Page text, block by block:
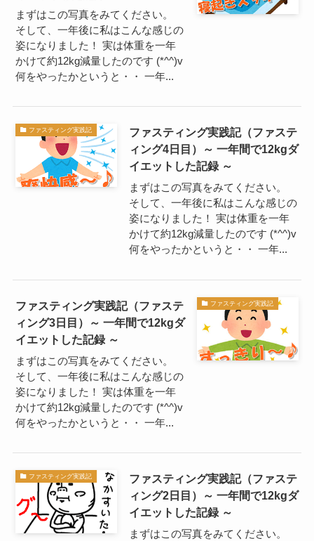
まずはこの写真をみてください。
そして、一年後に私はこんな感じの
姿になりました！ 実は体重を一年
かけて約12kg減量したのです (*^^)v
何をやったかというと・・ 一年...
ファスティング実践記
ファスティング実践記（ファステ
ィング4日目）～ 一年間で12kgダ
イエットした記録 ～
まずはこの写真をみてください。
そして、一年後に私はこんな感じの
姿になりました！ 実は体重を一年
かけて約12kg減量したのです (*^^)v
何をやったかというと・・ 一年...
ファスティング実践記
ファスティング実践記（ファステ
ィング3日目）～ 一年間で12kgダ
イエットした記録 ～
まずはこの写真をみてください。
そして、一年後に私はこんな感じの
姿になりました！ 実は体重を一年
かけて約12kg減量したのです (*^^)v
何をやったかというと・・ 一年...
ファスティング実践記
ファスティング実践記（ファステ
ィング2日目）～ 一年間で12kgダ
イエットした記録 ～
まずはこの写真をみてください。